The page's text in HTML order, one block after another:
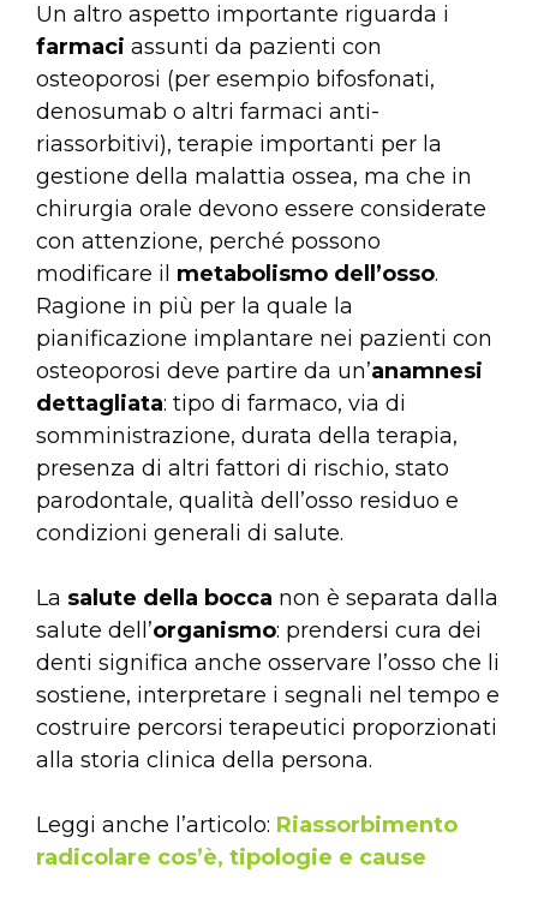
Un altro aspetto importante riguarda i
farmaci assunti da pazienti con
osteoporosi (per esempio bifosfonati,
denosumab o altri farmaci anti-
riassorbitivi), terapie importanti per la
gestione della malattia ossea, ma che in
chirurgia orale devono essere considerate
con attenzione, perché possono
modificare il metabolismo dell’osso.
Ragione in più per la quale la
pianificazione implantare nei pazienti con
osteoporosi deve partire da un’anamnesi
dettagliata: tipo di farmaco, via di
somministrazione, durata della terapia,
presenza di altri fattori di rischio, stato
parodontale, qualità dell’osso residuo e
condizioni generali di salute.
La salute della bocca non è separata dalla
salute dell’organismo: prendersi cura dei
denti significa anche osservare l’osso che li
sostiene, interpretare i segnali nel tempo e
costruire percorsi terapeutici proporzionati
alla storia clinica della persona.
Leggi anche l’articolo: Riassorbimento
radicolare cos’è, tipologie e cause